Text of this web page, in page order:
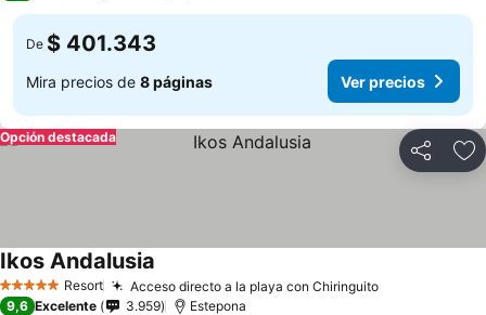
De $ 401.343
Mira precios de 8 páginas Ver precios
Compartir
Opción destacada
5 Estrellas Resort Acceso directo a la playa con Chiringuito
Ikos Andalusia
9,6 Excelente 3.959 Estepona